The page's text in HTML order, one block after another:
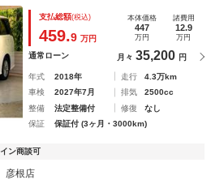
トヒーター レーダークルーズ
アルミ リアオートエアコン ド
支払総額(税込)
459.9 万円
本体価格
447
万円
諸費用
12.9
万円
通常ローン 月々 35,200 円
年式 2018年 走行
4.3万km
車検
2027年7月 排気
2500cc
整備
法定整備付 修復
なし
保証
保証付 (3ヶ月・3000km)
ン商談可
彦根店